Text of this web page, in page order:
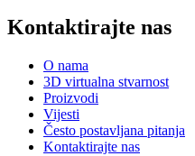
Kontaktirajte nas
O nama
3D virtualna stvarnost
Proizvodi
Vijesti
Često postavljana pitanja
Kontaktirajte nas